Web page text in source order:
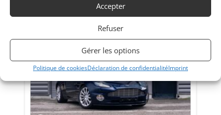
Accepter
Refuser
Gérer les options
Politique de cookiesDéclaration de confidentialitéImprint